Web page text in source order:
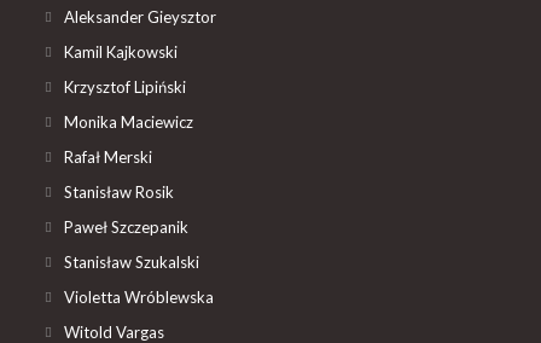
Aleksander Gieysztor
Kamil Kajkowski
Krzysztof Lipiński
Monika Maciewicz
Rafał Merski
Stanisław Rosik
Paweł Szczepanik
Stanisław Szukalski
Violetta Wróblewska
Witold Vargas